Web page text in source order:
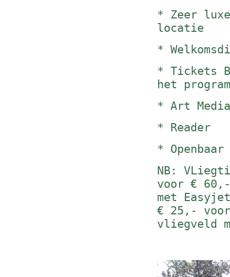
* Zeer
locatie
*
* Tickets
het
* Art
* Reader
*
NB:
voor €
met
€ 25,-
vliegveld